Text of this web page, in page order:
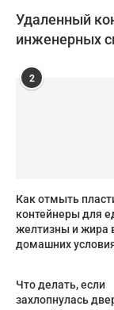
Удаленный
инженерных
2
Как отмыть
контейнеры для
желтизны и жира
домашних
Что делать, если
захлопнулась